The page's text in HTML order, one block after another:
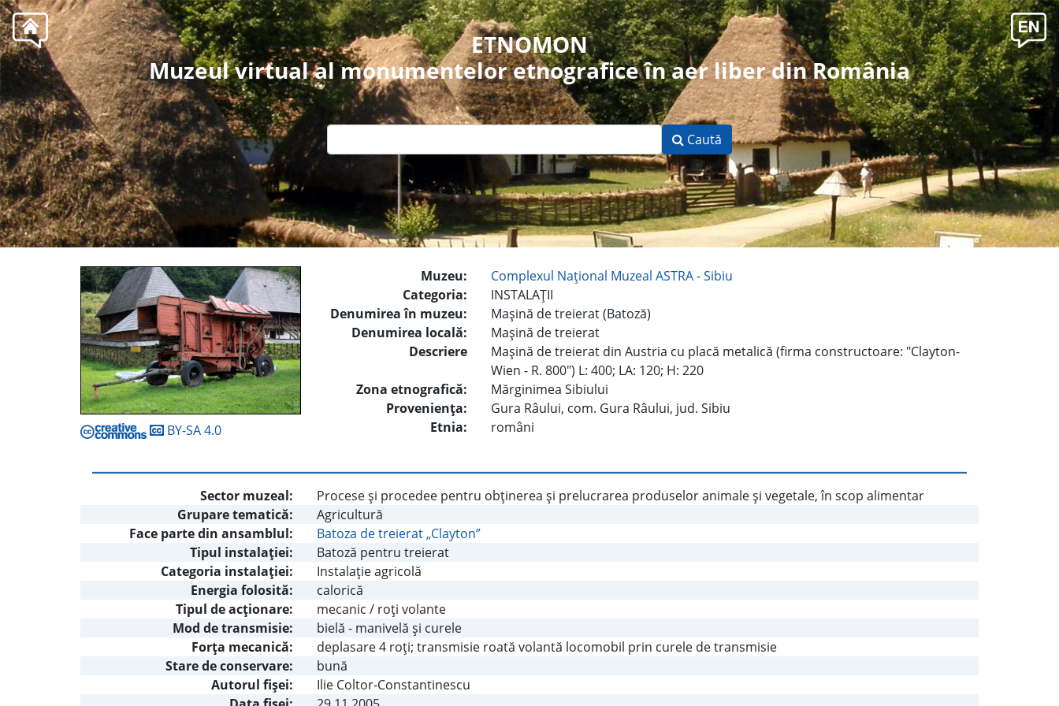
ETNOMON
Muzeul virtual al monumentelor etnografice în aer liber din România
Caută
BY-SA 4.0
Muzeu:
Complexul Naţional Muzeal ASTRA - Sibiu
Categoria:
INSTALAŢII
Denumirea în muzeu:
Maşină de treierat (Batoză)
Denumirea locală:
Maşină de treierat
Descriere
Maşină de treierat din Austria cu placă metalică (firma constructoare: "Clayton-
Wien - R. 800") L: 400; LA: 120; H: 220
Zona etnografică:
Mărginimea Sibiului
Provenienţa:
Gura Râului, com. Gura Râului, jud. Sibiu
Etnia:
români
Sector muzeal:
Procese şi procedee pentru obţinerea şi prelucrarea produselor animale şi vegetale, în scop alimentar
Grupare tematică:
Agricultură
Face parte din ansamblul:
Batoza de treierat „Clayton”
Tipul instalaţiei:
Batoză pentru treierat
Categoria instalaţiei:
Instalaţie agricolă
Energia folosită:
calorică
Tipul de acţionare:
mecanic / roţi volante
Mod de transmisie:
bielă - manivelă şi curele
Forţa mecanică:
deplasare 4 roţi; transmisie roată volantă locomobil prin curele de transmisie
Stare de conservare:
bună
Autorul fişei:
Ilie Coltor-Constantinescu